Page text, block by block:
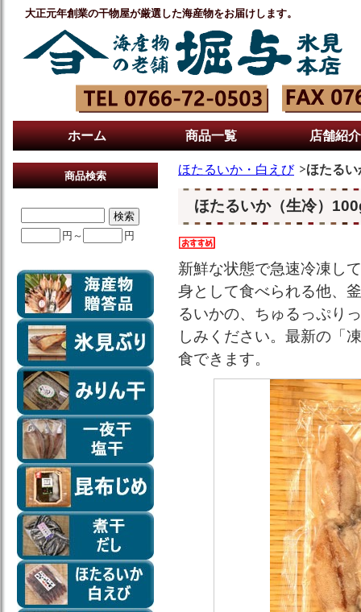
大正元年創業の干物屋が厳選した海産物をお届けします。
ホーム 商品一覧 店舗紹介
ほたるいか・白えび ほたる
ほたるいか（生冷）
新鮮な状態で急速冷凍し
身として食べられる他、
るいかの、ちゅるっぷり
しみください。最新の「
食できます。
商品検索
円～ 円